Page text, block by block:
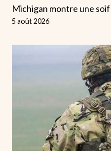
Michigan montre une
5 août 2026